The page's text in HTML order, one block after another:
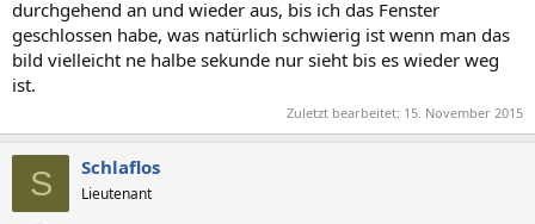
durchgehend an und wieder aus, bis ich das Fenster
geschlossen habe, was natürlich schwierig ist wenn man das
bild vielleicht ne halbe sekunde nur sieht bis es wieder weg
ist.
Zuletzt bearbeitet: 15. November 2015
S Schlaflos
Lieutenant